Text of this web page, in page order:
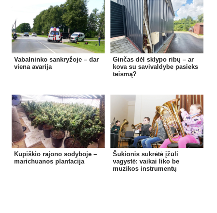
Vabalninko sankryžoje – dar
viena avarija
Ginčas dėl sklypo ribų – ar
kova su savivaldybe pasieks
teismą?
Kupiškio rajono sodyboje –
marichuanos plantacija
Šukionis sukrėtė įžūli
vagystė: vaikai liko be
muzikos instrumentų